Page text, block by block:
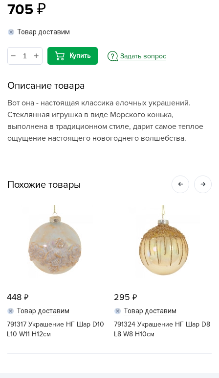
705
Товар доставим
Купить Задать вопрос
Описание товара
Вот она - настоящая классика елочных украшений.
Стеклянная игрушка в виде Морского конька,
выполнена в традиционном стиле, дарит самое теплое
ощущение настоящего новогоднего волшебства.
Похожие товары
448
Товар доставим
791317 Украшение НГ Шар D10
L10 W11 H12см
295
Товар доставим
791324 Украшение НГ Шар D8
L8 W8 H10см